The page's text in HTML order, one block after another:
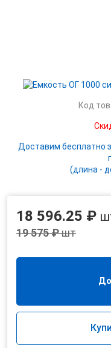
Код
Доставим бесплатно
(длина -
18 596.25 ₽
19 575 ₽шт